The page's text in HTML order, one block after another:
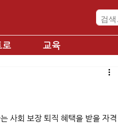
로 교육
사회 보장 퇴직 혜택을 받을 자격